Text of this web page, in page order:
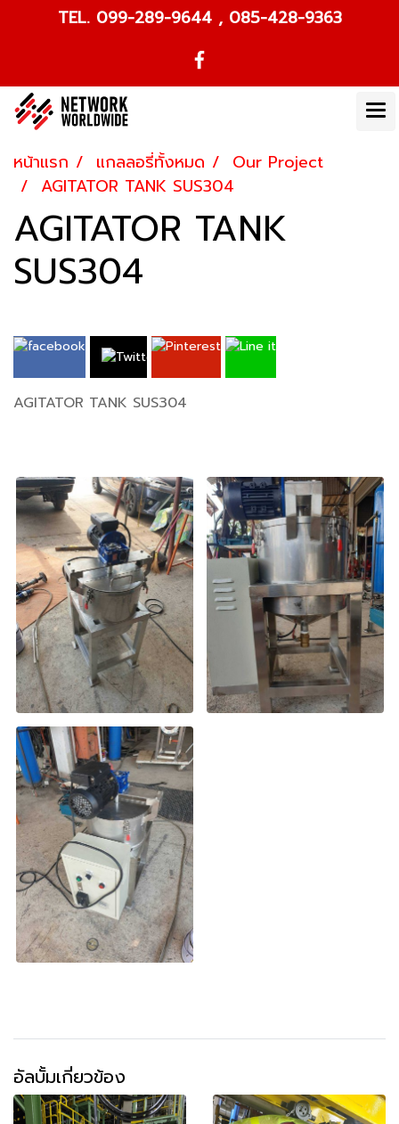
TEL. 099-289-9644 , 085-428-9363
หน้าแรก แกลลอรี่ทั้งหมด
Our Project
AGITATOR TANK SUS304
AGITATOR TANK
SUS304
AGITATOR TANK SUS304
อัลบั้มเกี่ยวข้อง